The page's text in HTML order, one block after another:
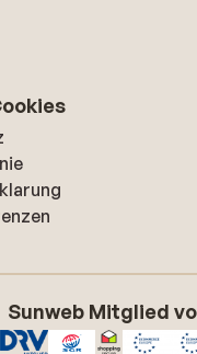
Sunweb Mitglied